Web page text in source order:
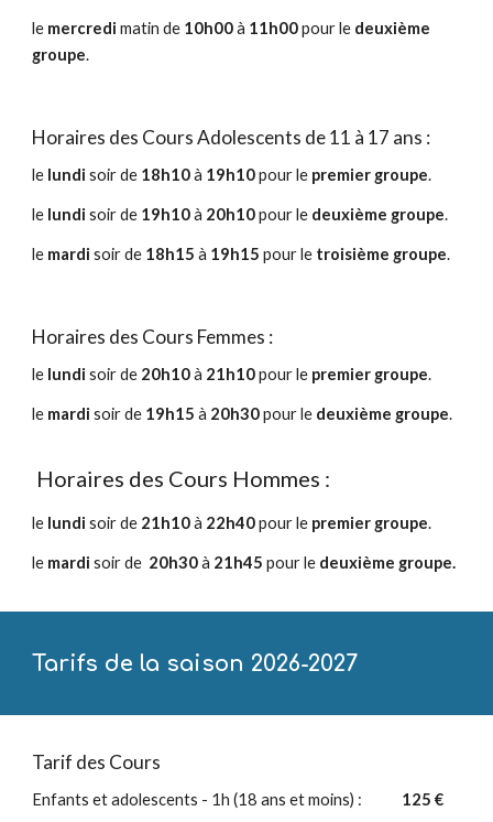
le mercredi matin de 10h00à 11h00pour le deuxième
groupe.
Horaires des Cours Adolescents de 11 à 17 ans :
le lundi soir de 18h10à 19h10pour le premier groupe.
le lundi soir de 19h10à 20h10pour le deuxième groupe.
le mardi soir de 18h15 à 19h15 pour le troisième groupe.
Horaires des Cours Femmes :
le lundi soir de 20h10à 21h10 pour le premier groupe.
le mardi soir de 19h15 à 20h30pour le deuxième groupe.
Horaires des Cours Hommes :
le lundi soir de 21h10à 22h40pour le premier groupe.
le mardi soir de 20h30 à 21h45 pour le deuxième groupe.
Tarifs de la saison 2026-2027
Tarif des Cours
Enfants et adolescents - 1h (18 ans et moins) : 125 €